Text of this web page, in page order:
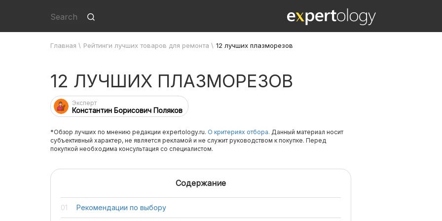
Главная \ Рейтинги лучших товаров для ремонта \ 12 лучших плазморезов
12 ЛУЧШИХ ПЛАЗМОРЕЗОВ
Эксперт
Константин Борисович Поляков
*Обзор лучших по мнению редакции expertology.ru. О критериях отбора. Данный материал носит
субъективный характер, не является рекламой и не служит руководством к покупке. Перед
покупкой необходима консультация со специалистом.
Содержание
Рекомендации по выбору